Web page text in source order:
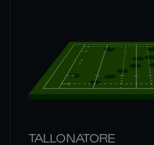
TALLONATORE